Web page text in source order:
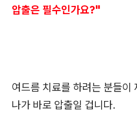
압출은 필수인가요?"
여드름 치료를 하려는 분들이
나가 바로 압출일 겁니다.